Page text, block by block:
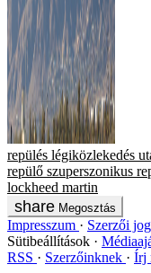
repülés légiközlekedés
repülő szuperszonikus
lockheed martin
Megosztás
Impresszum Szerzői
Sütibeállítások
RSS
Szerzőinknek Írj